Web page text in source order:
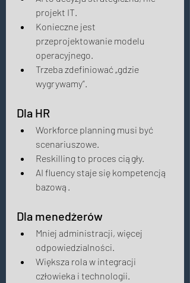
projekt IT.
Konieczne jest
przeprojektowanie modelu
operacyjnego.
Trzeba zdefiniować „gdzie
wygrywamy”.
Dla HR
Workforce planning musi być
scenariuszowe.
Reskilling to proces ciągły.
AI fluency staje się kompetencją
bazową.
Dla menedżerów
Mniej administracji, więcej
odpowiedzialności.
Większa rola w integracji
człowieka i technologii.